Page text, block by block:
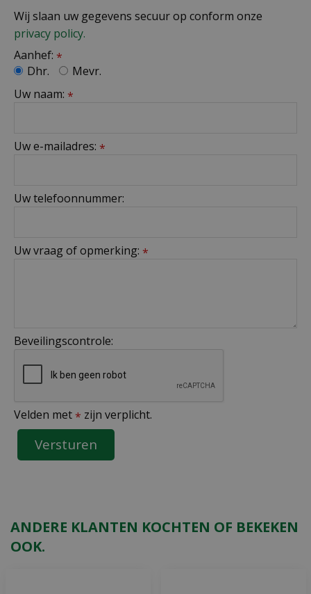
Wij slaan uw gegevens secuur op conform onze
privacy policy.
Aanhef: *
Dhr.
Mevr.
Uw naam: *
Uw e-mailadres: *
Uw telefoonnummer:
Uw vraag of opmerking: *
Beveilingscontrole:
Velden met * zijn verplicht.
ANDERE KLANTEN KOCHTEN OF BEKEKEN
OOK.